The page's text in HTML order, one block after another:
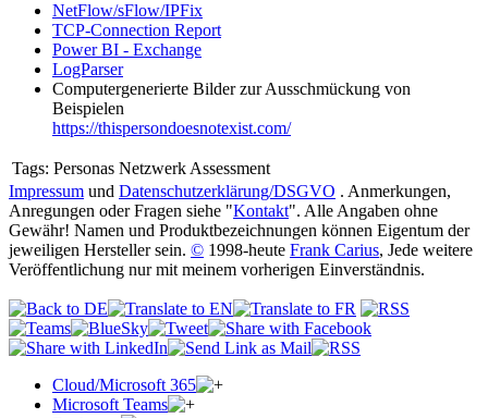
NetFlow/sFlow/IPFix
TCP-Connection Report
Power BI - Exchange
LogParser
Computergenerierte Bilder zur Ausschmückung von
Beispielen
https://thispersondoesnotexist.com/
Tags: Personas Netzwerk Assessment
Impressum und Datenschutzerklärung/DSGVO . Anmerkungen,
Anregungen oder Fragen siehe "Kontakt". Alle Angaben ohne
Gewähr! Namen und Produktbezeichnungen können Eigentum der
jeweiligen Hersteller sein. © 1998-heute Frank Carius, Jede weitere
Veröffentlichung nur mit meinem vorherigen Einverständnis.
Cloud/Microsoft 365
Microsoft Teams